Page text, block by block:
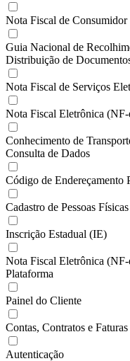
Nota Fiscal de
Guia Nacional de
Distribuição de
Nota Fiscal de Serviços
Nota Fiscal Eletrônica (NF-
Conhecimento de
Consulta de Dados
Código de Endereçamento
Cadastro de Pessoas
Inscrição Estadual (IE)
Nota Fiscal Eletrônica (NF-
Plataforma
Painel do Cliente
Contas, Contratos e Faturas
Autenticação